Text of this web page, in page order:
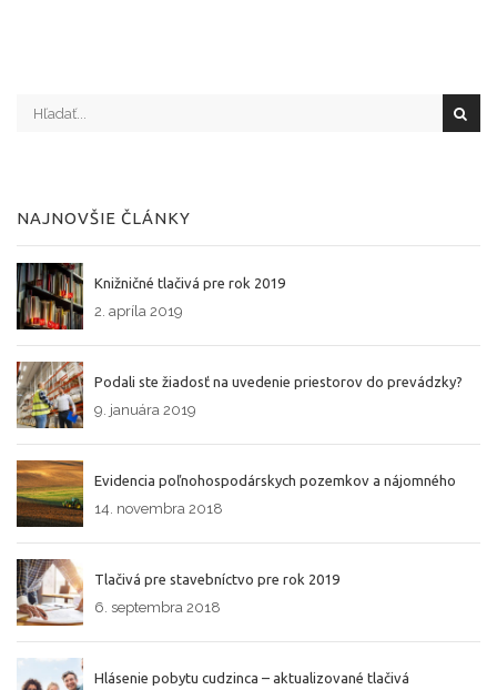
NAJNOVŠIE ČLÁNKY
Knižničné tlačivá pre rok 2019
2. apríla 2019
Podali ste žiadosť na uvedenie priestorov do prevádzky?
9. januára 2019
Evidencia poľnohospodárskych pozemkov a nájomného
14. novembra 2018
Tlačivá pre stavebníctvo pre rok 2019
6. septembra 2018
Hlásenie pobytu cudzinca – aktualizované tlačivá